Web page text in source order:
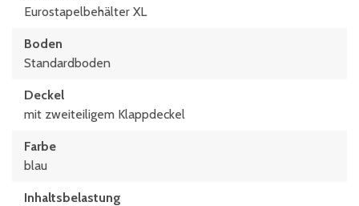
Eurostapelbehälter XL
Boden
Standardboden
Deckel
mit zweiteiligem Klappdeckel
Farbe
blau
Inhaltsbelastung